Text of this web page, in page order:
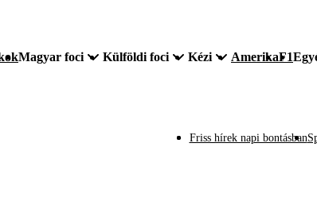
Magyar foci Külföldi foci Kézi AmerikaF1
Friss hírek napi bontásban